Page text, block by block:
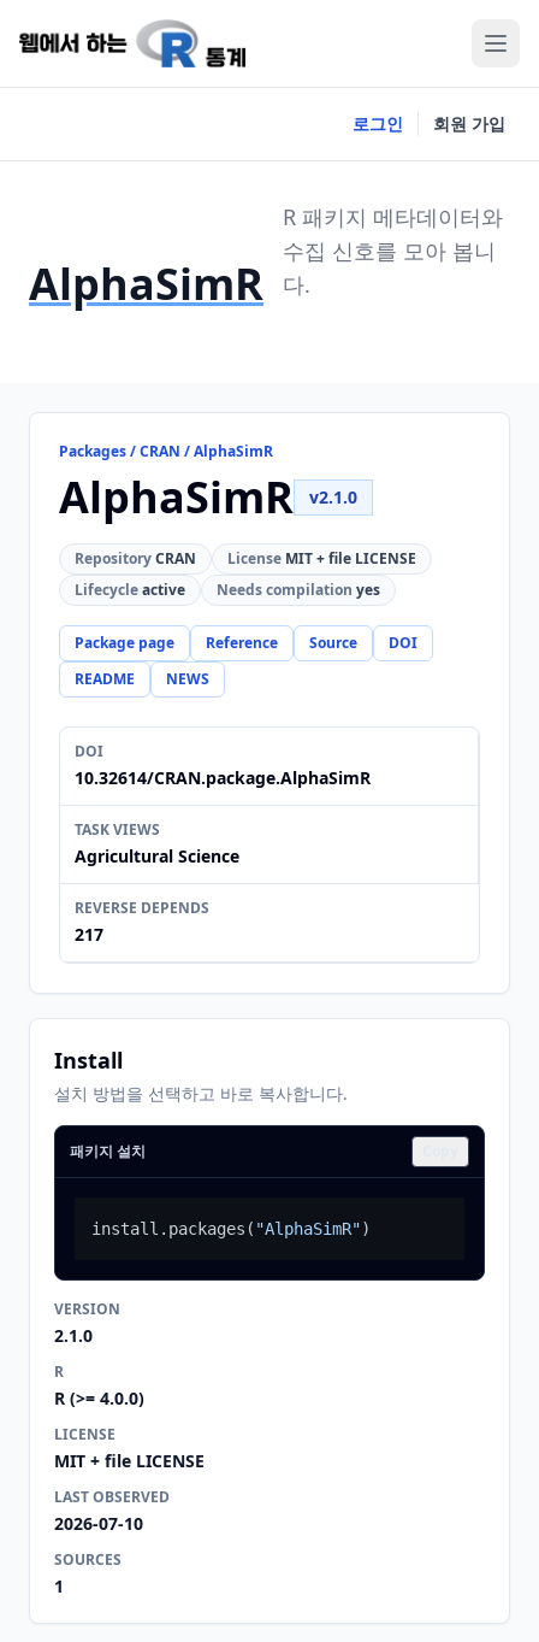
로그인 회원 가입
AlphaSimR
R 패키지 메타데이터와
수집 신호를 모아 봅니
다.
Packages / CRAN / AlphaSimR
AlphaSimR v2.1.0
RepositoryCRAN License MIT + file LICENSE
Lifecycleactive Needs compilation yes
Package page Reference Source
DOI
README
NEWS
DOI
10.32614/CRAN.package.AlphaSimR
TASK VIEWS
Agricultural Science
REVERSE DEPENDS
217
Install
설치 방법을 선택하고 바로 복사합니다.
패키지 설치
install.packages ( "AlphaSimR")
VERSION
2.1.0
R
R (>= 4.0.0)
LICENSE
MIT + file LICENSE
LAST OBSERVED
2026-07-10
SOURCES
1